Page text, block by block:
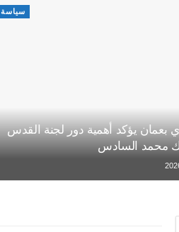
سياسة
بعمان يؤكد أهمية دور لجنة القدس
محمد السادس